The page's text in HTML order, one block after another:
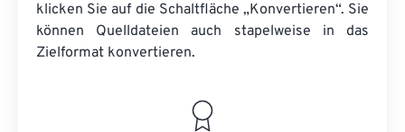
klicken Sie auf die Schaltfläche „Konvertieren“. Sie
können Quelldateien auch stapelweise in das
Zielformat konvertieren.